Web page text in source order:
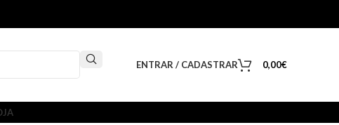
ENTRAR / CADASTRAR 0,00€